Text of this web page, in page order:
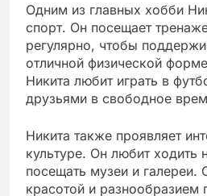
Одним из главных хобби
спорт. Он посещает
регулярно, чтобы
отличной физической
Никита любит играть в
друзьями в свободное
Никита также проявляет
культуре. Он любит ходить
посещать музеи и галереи.
красотой и разнообразием